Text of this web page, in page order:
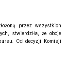
przez wszystkich
stwierdziła, że oboje
Od decyzji Komisji